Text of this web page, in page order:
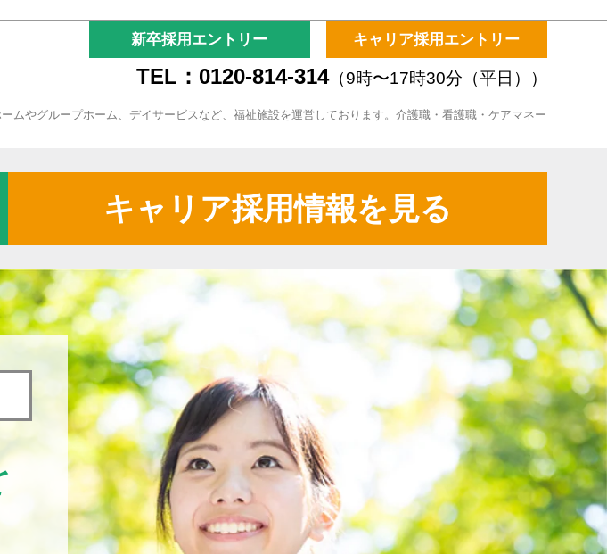
新卒採用エントリー キャリア採用エントリー
TEL：0120-814-314（9時〜17時30分（平日））
やグループホーム、デイサービスなど、福祉施設を運営しております。介護職・看護職・ケアマネー
キャリア採用情報を見る